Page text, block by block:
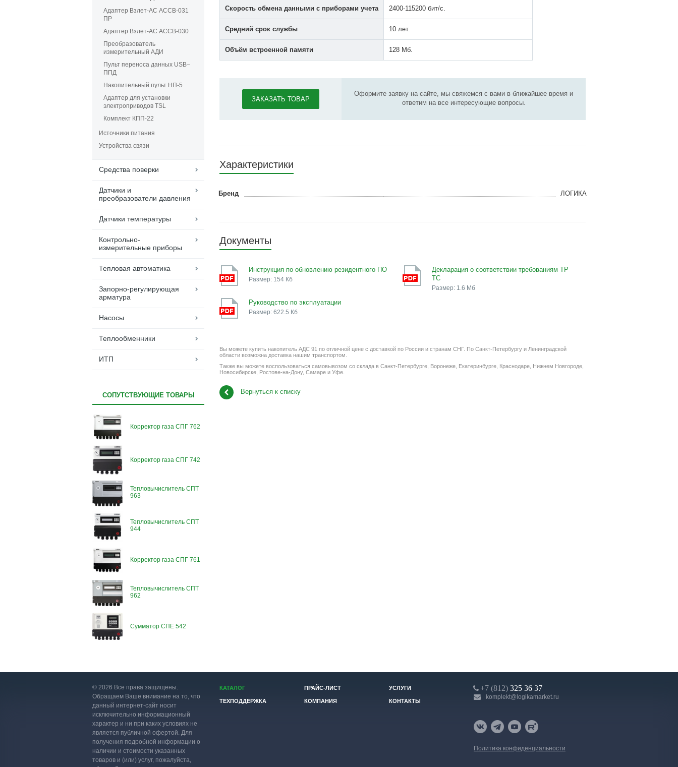
Адаптер Взлет-АС АССВ-031
ПР
Адаптер Взлет-АС АССВ-030
Преобразователь
измерительный АДИ
Пульт переноса данных USB–
ППД
Накопительный пульт НП-5
Адаптер для установки
электроприводов TSL
Комплект КПП-22
Источники питания
Устройства связи
Средства поверки
Датчики и
преобразователи давления
Датчики температуры
Контрольно-
измерительные приборы
Тепловая автоматика
Запорно-регулирующая
арматура
Насосы
Теплообменники
ИТП
СОПУТСТВУЮЩИЕ ТОВАРЫ
Корректор газа СПГ 762
Корректор газа СПГ 742
Тепловычислитель СПТ
963
Тепловычислитель СПТ
944
Корректор газа СПГ 761
Тепловычислитель СПТ
962
Сумматор СПЕ 542
Скорость обмена данными с приборами учета 2400-115200 бит/с.
Средний срок службы 10 лет.
Объём встроенной памяти 128 Мб.
ЗАКАЗАТЬ ТОВАР
Оформите заявку на сайте, мы свяжемся с вами в ближайшее время и
ответим на все интересующие вопросы.
Характеристики
Бренд ЛОГИКА
Документы
Инструкция по обновлению резидентного ПО
Размер: 154 Кб
Декларация о соответствии требованиям ТР
ТС
Размер: 1.6 Мб
Руководство по эксплуатации
Размер: 622.5 Кб
Вы можете купить накопитель АДС 91 по отличной цене с доставкой по России и странам СНГ. По Санкт-Петербургу и Ленинградской
области возможна доставка нашим транспортом.
Также вы можете воспользоваться самовывозом со склада в Санкт-Петербурге, Воронеже, Екатеринбурге, Краснодаре, Нижнем Новгороде,
Новосибирске, Ростове-на-Дону, Самаре и Уфе.
Вернуться к списку
© 2026 Все права защищены.
Обращаем Ваше внимание на то, что
данный интернет-сайт носит
исключительно информационный
характер и ни при каких условиях не
является публичной офертой. Для
получения подробной информации о
наличии и стоимости указанных
товаров и (или) услуг, пожалуйста,
КАТАЛОГ ПРАЙС-ЛИСТ УСЛУГИ
ТЕХПОДДЕРЖКА КОМПАНИЯ КОНТАКТЫ
+7 (812) 325 36 37
komplekt@logikamarket.ru
Политика конфиденциальности